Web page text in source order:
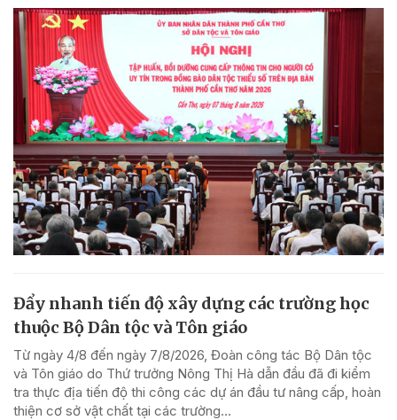
Đẩy nhanh tiến độ xây dựng các trường học
thuộc Bộ Dân tộc và Tôn giáo
Từ ngày 4/8 đến ngày 7/8/2026, Đoàn công tác Bộ Dân tộc
và Tôn giáo do Thứ trưởng Nông Thị Hà dẫn đầu đã đi kiểm
tra thực địa tiến độ thi công các dự án đầu tư nâng cấp, hoàn
thiện cơ sở vật chất tại các trường...